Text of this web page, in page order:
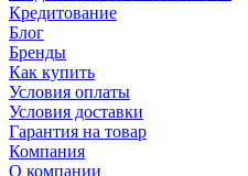
Кредитование
Блог
Бренды
Как купить
Условия оплаты
Условия доставки
Гарантия на товар
Компания
О компании